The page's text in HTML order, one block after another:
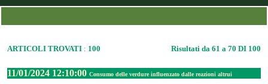
ARTICOLI TROVATI : 100 Risultati da 61 a 70 DI 100
11/01/2024 12:10:00 Consumo delle verdure influenzato dalle reazioni altrui